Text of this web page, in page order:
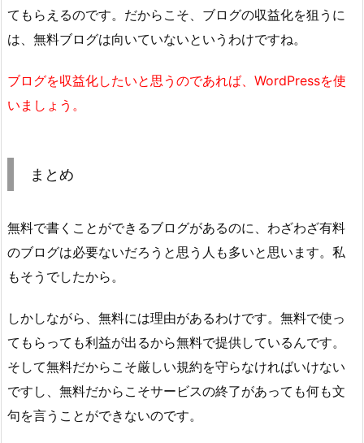
てもらえるのです。だからこそ、ブログの収益化を狙うに
は、無料ブログは向いていないというわけですね。
ブログを収益化したいと思うのであれば、WordPressを使
いましょう。
まとめ
無料で書くことができるブログがあるのに、わざわざ有料
のブログは必要ないだろうと思う人も多いと思います。私
もそうでしたから。
しかしながら、無料には理由があるわけです。無料で使っ
てもらっても利益が出るから無料で提供しているんです。
そして無料だからこそ厳しい規約を守らなければいけない
ですし、無料だからこそサービスの終了があっても何も文
句を言うことができないのです。